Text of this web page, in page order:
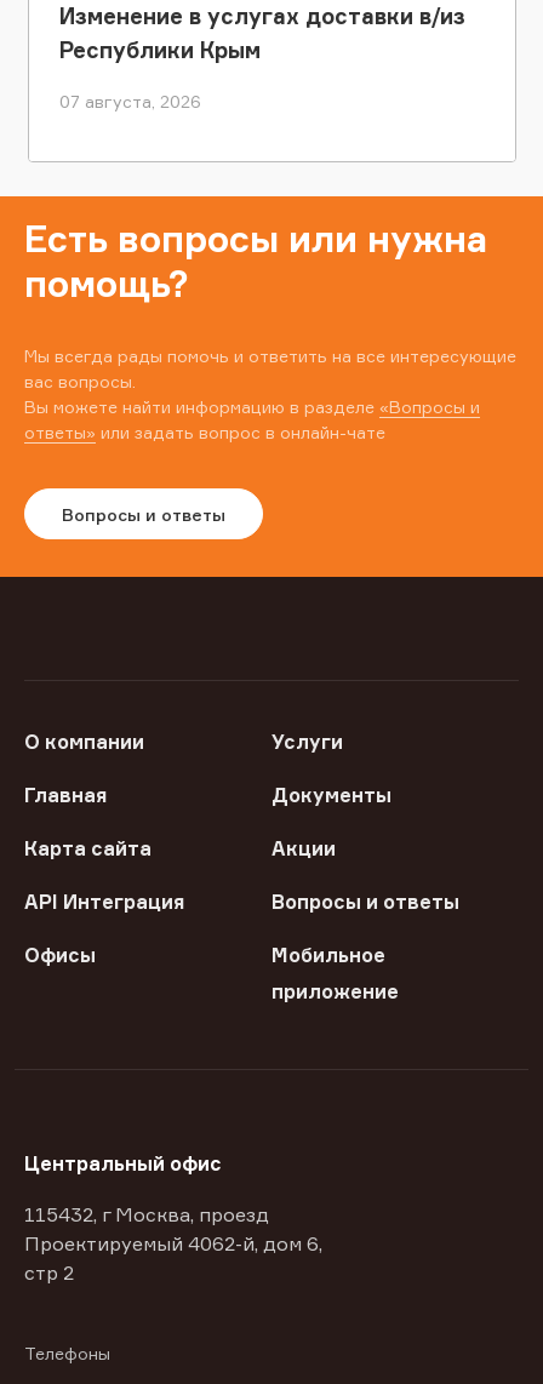
Изменение в услугах доставки в/из
Республики Крым
07 августа, 2026
Есть вопросы или нужна
помощь?
Мы всегда рады помочь и ответить на все интересующие
вас вопросы.
Вы можете найти информацию в разделе «Вопросы и
ответы» или задать вопрос в онлайн-чате
Вопросы и ответы
О компании Услуги
Главная Документы
Карта сайта Акции
API Интеграция Вопросы и ответы
Офисы
Мобильное
приложение
Центральный офис
115432, г Москва, проезд
Проектируемый 4062-й, дом 6,
стр 2
Телефоны